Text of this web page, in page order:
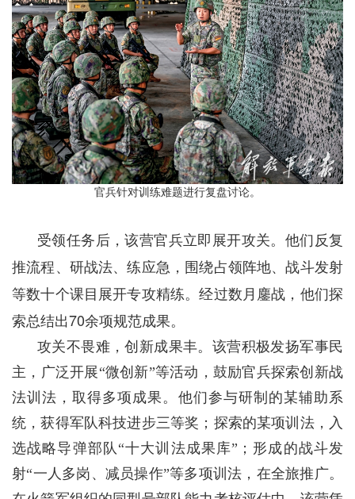
官兵针对训练难题进行复盘讨论。
受领任务后，该营官兵立即展开攻关。他们反复
推流程、研战法、练应急，围绕占领阵地、战斗发射
等数十个课目展开专攻精练。经过数月鏖战，他们探
索总结出70余项规范成果。
攻关不畏难，创新成果丰。该营积极发扬军事民
主，广泛开展“微创新”等活动，鼓励官兵探索创新战
法训法，取得多项成果。他们参与研制的某辅助系
统，获得军队科技进步三等奖；探索的某项训法，入
选战略导弹部队“十大训法成果库”；形成的战斗发
射“一人多岗、减员操作”等多项训法，在全旅推广。